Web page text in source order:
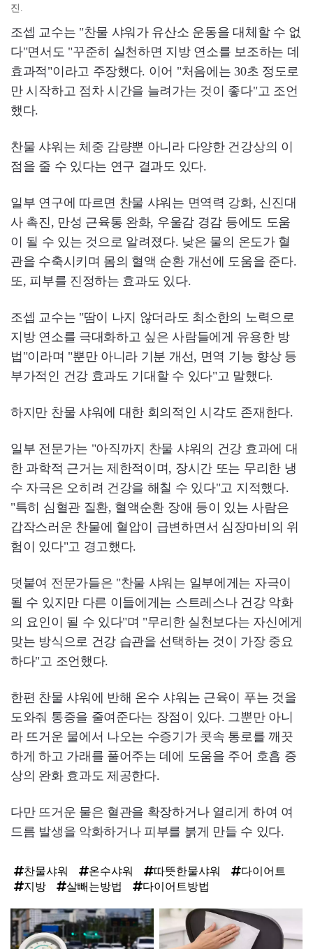
진.
조셉 교수는 "찬물 샤워가 유산소 운동을 대체할 수 없
다"면서도 "꾸준히 실천하면 지방 연소를 보조하는 데
효과적"이라고 주장했다. 이어 "처음에는 30초 정도로
만 시작하고 점차 시간을 늘려가는 것이 좋다"고 조언
했다.
찬물 샤워는 체중 감량뿐 아니라 다양한 건강상의 이
점을 줄 수 있다는 연구 결과도 있다.
일부 연구에 따르면 찬물 샤워는 면역력 강화, 신진대
사 촉진, 만성 근육통 완화, 우울감 경감 등에도 도움
이 될 수 있는 것으로 알려졌다. 낮은 물의 온도가 혈
관을 수축시키며 몸의 혈액 순환 개선에 도움을 준다.
또, 피부를 진정하는 효과도 있다.
조셉 교수는 "땀이 나지 않더라도 최소한의 노력으로
지방 연소를 극대화하고 싶은 사람들에게 유용한 방
법"이라며 "뿐만 아니라 기분 개선, 면역 기능 향상 등
부가적인 건강 효과도 기대할 수 있다"고 말했다.
하지만 찬물 샤워에 대한 회의적인 시각도 존재한다.
일부 전문가는 "아직까지 찬물 샤워의 건강 효과에 대
한 과학적 근거는 제한적이며, 장시간 또는 무리한 냉
수 자극은 오히려 건강을 해칠 수 있다"고 지적했다.
"특히 심혈관 질환, 혈액순환 장애 등이 있는 사람은
갑작스러운 찬물에 혈압이 급변하면서 심장마비의 위
험이 있다"고 경고했다.
덧붙여 전문가들은 "찬물 샤워는 일부에게는 자극이
될 수 있지만 다른 이들에게는 스트레스나 건강 악화
의 요인이 될 수 있다"며 "무리한 실천보다는 자신에게
맞는 방식으로 건강 습관을 선택하는 것이 가장 중요
하다"고 조언했다.
한편 찬물 샤워에 반해 온수 샤워는 근육이 푸는 것을
도와줘 통증을 줄여준다는 장점이 있다. 그뿐만 아니
라 뜨거운 물에서 나오는 수증기가 콧속 통로를 깨끗
하게 하고 가래를 풀어주는 데에 도움을 주어 호흡 증
상의 완화 효과도 제공한다.
다만 뜨거운 물은 혈관을 확장하거나 열리게 하여 여
드름 발생을 악화하거나 피부를 붉게 만들 수 있다.
찬물샤워 온수샤워 따뜻한물샤워
다이어트
지방
살빼는방법 다이어트방법
탑
라
인